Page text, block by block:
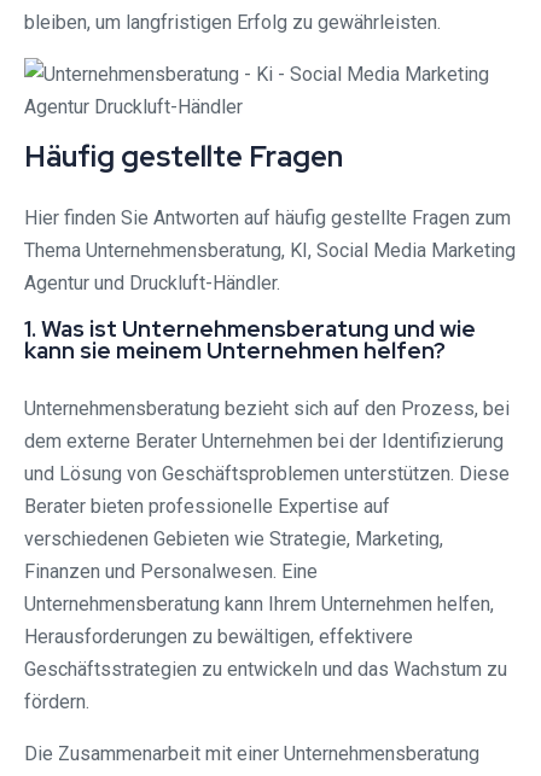
bleiben, um langfristigen Erfolg zu gewährleisten.
Häufig gestellte Fragen
Hier finden Sie Antworten auf häufig gestellte Fragen zum
Thema Unternehmensberatung, KI, Social Media Marketing
Agentur und Druckluft-Händler.
1. Was ist Unternehmensberatung und wie
kann sie meinem Unternehmen helfen?
Unternehmensberatung bezieht sich auf den Prozess, bei
dem externe Berater Unternehmen bei der Identifizierung
und Lösung von Geschäftsproblemen unterstützen. Diese
Berater bieten professionelle Expertise auf
verschiedenen Gebieten wie Strategie, Marketing,
Finanzen und Personalwesen. Eine
Unternehmensberatung kann Ihrem Unternehmen helfen,
Herausforderungen zu bewältigen, effektivere
Geschäftsstrategien zu entwickeln und das Wachstum zu
fördern.
Die Zusammenarbeit mit einer Unternehmensberatung